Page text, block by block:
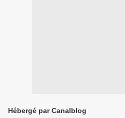
Hébergé par Canalblog